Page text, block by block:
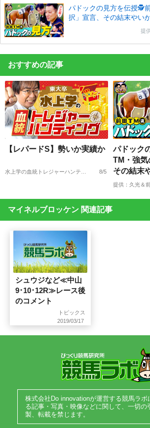
パドックの見方を伝授🕵
択」宣言、その結末やい
提
おすすめの記事
【レパードS】勢いか実績か
8/5
パドック
TM・強気
その結末
提供：久光＆
マイネルブロッケン 関連記事
シュウジなど≪中山
9･10･12R≫レース後
のコメント
トピックス
2019/03/17
株式会社Do innovationが運営する競馬ラボ
る記事・写真・映像などに関して、一切の
製、転載を禁じます。